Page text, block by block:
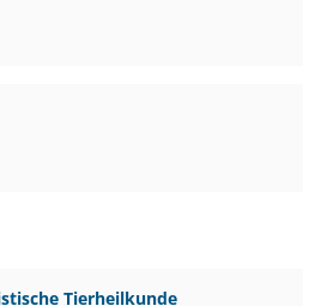
Tierheilkunde